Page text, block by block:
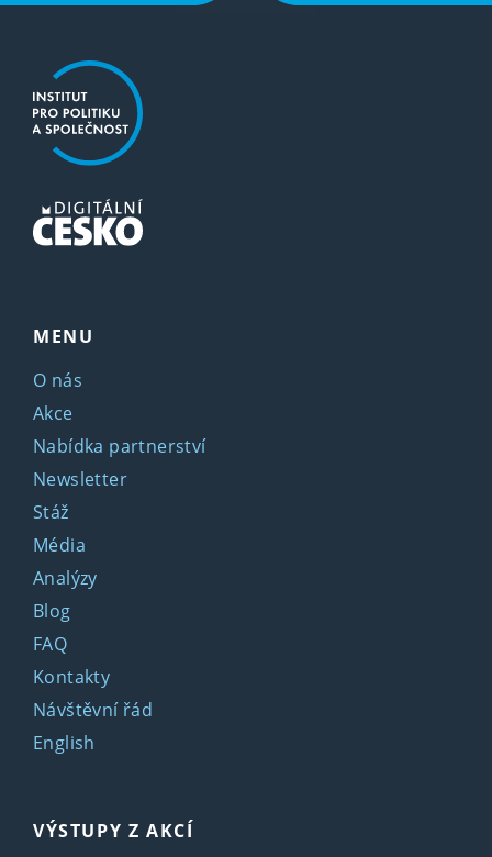
MENU
O nás
Akce
Nabídka partnerství
Newsletter
Stáž
Média
Analýzy
Blog
FAQ
Kontakty
Návštěvní řád
English
VÝSTUPY Z AKCÍ